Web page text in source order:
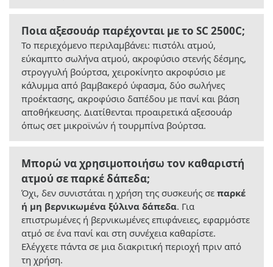
Ποια αξεσουάρ παρέχονται με το SC 2500C;
Το περιεχόμενο περιλαμβάνει: πιστόλι ατμού,
εύκαμπτο σωλήνα ατμού, ακροφύσιο στενής δέσμης,
στρογγυλή βούρτσα, χειροκίνητο ακροφύσιο με
κάλυμμα από βαμβακερό ύφασμα, δύο σωλήνες
προέκτασης, ακροφύσιο δαπέδου με πανί και βάση
αποθήκευσης. Διατίθενται προαιρετικά αξεσουάρ
όπως σετ μικροϊνών ή τουρμπίνα βούρτσα.
Μπορώ να χρησιμοποιήσω τον καθαριστή
ατμού σε παρκέ δάπεδα;
Όχι, δεν συνιστάται η χρήση της συσκευής σε παρκέ
ή μη βερνικωμένα ξύλινα δάπεδα. Για
επιστρωμένες ή βερνικωμένες επιφάνειες, εφαρμόστε
ατμό σε ένα πανί και στη συνέχεια καθαρίστε.
Ελέγχετε πάντα σε μια διακριτική περιοχή πριν από
τη χρήση.